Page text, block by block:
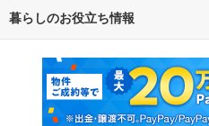
不動産・住宅
新築マンション
新築一戸建て
暮らしのお役立ち情報
マンションカタログ